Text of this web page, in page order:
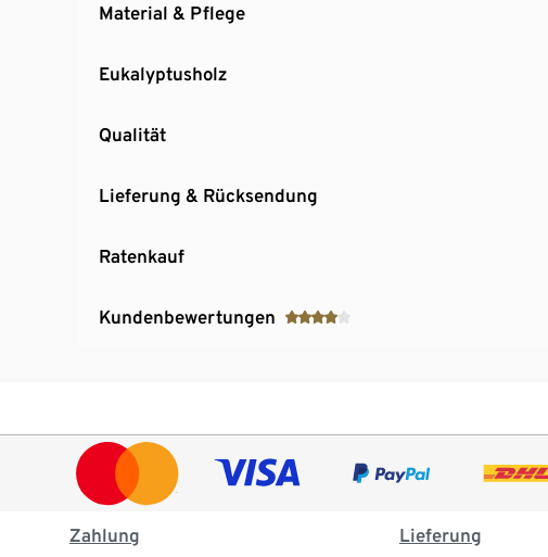
Material & Pflege
Eukalyptusholz
Qualität
Lieferung & Rücksendung
Ratenkauf
Kundenbewertungen
Zahlung Lieferung